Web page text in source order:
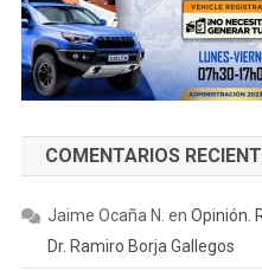
COMENTARIOS
Jaime Ocaña N. en Opinión.
Dr. Ramiro Borja Gallegos